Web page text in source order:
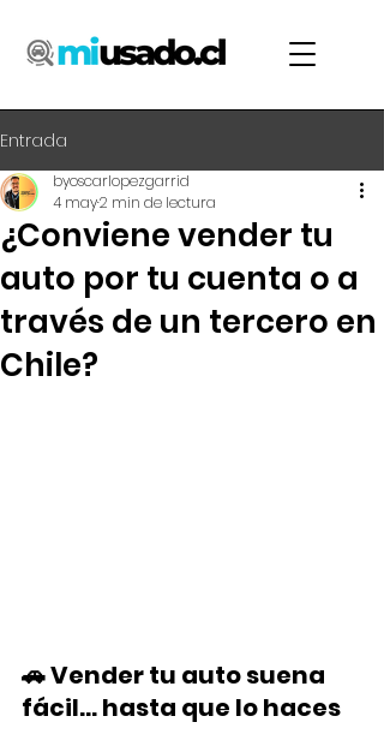
Entrada
¿Conviene vender tu
auto por tu cuenta o a
través de un tercero en
Chile?
byoscarlopezgarrid
4 may2 min de lectura
🚗 Vender tu auto suena
fácil… hasta que lo haces